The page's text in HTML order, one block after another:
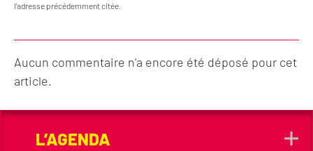
l’adresse précédemment citée.
Aucun commentaire n'a encore été déposé pour cet
article.
L’AGENDA